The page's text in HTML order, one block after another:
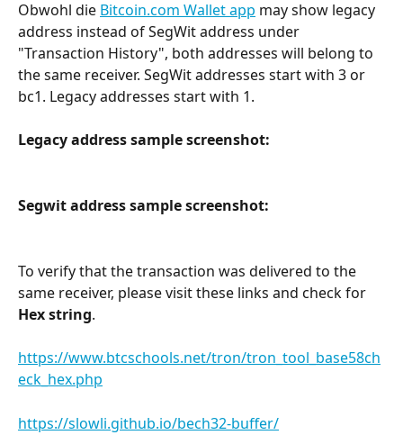
Obwohl die Bitcoin.com Wallet app may show legacy
address instead of SegWit address under
"Transaction History", both addresses will belong to
the same receiver. SegWit addresses start with 3 or
bc1. Legacy addresses start with 1.
Legacy address sample screenshot:
Segwit address sample screenshot:
To verify that the transaction was delivered to the
same receiver, please visit these links and check for
Hex string.
https://www.btcschools.net/tron/tron_tool_base58ch
eck_hex.php
https://slowli.github.io/bech32-buffer/